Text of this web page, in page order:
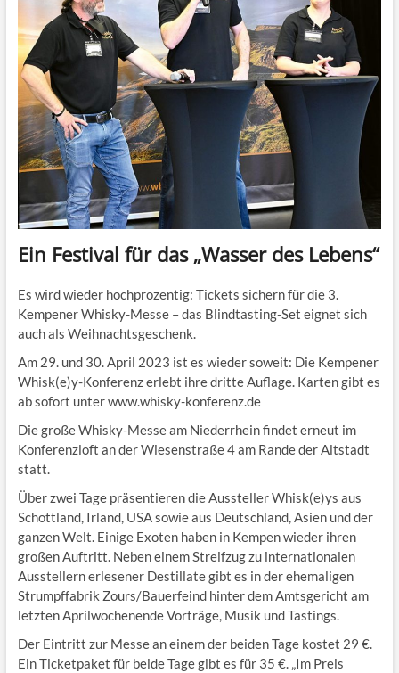
Ein Festival für das „Wasser des Lebens“
Es wird wieder hochprozentig: Tickets sichern für die 3.
Kempener Whisky-Messe – das Blindtasting-Set eignet sich
auch als Weihnachtsgeschenk.
Am 29. und 30. April 2023 ist es wieder soweit: Die Kempener
Whisk(e)y-Konferenz erlebt ihre dritte Auflage. Karten gibt es
ab sofort unter www.whisky-konferenz.de
Die große Whisky-Messe am Niederrhein findet erneut im
Konferenzloft an der Wiesenstraße 4 am Rande der Altstadt
statt.
Über zwei Tage präsentieren die Aussteller Whisk(e)ys aus
Schottland, Irland, USA sowie aus Deutschland, Asien und der
ganzen Welt. Einige Exoten haben in Kempen wieder ihren
großen Auftritt. Neben einem Streifzug zu internationalen
Ausstellern erlesener Destillate gibt es in der ehemaligen
Strumpffabrik Zours/Bauerfeind hinter dem Amtsgericht am
letzten Aprilwochenende Vorträge, Musik und Tastings.
Der Eintritt zur Messe an einem der beiden Tage kostet 29 €.
Ein Ticketpaket für beide Tage gibt es für 35 €. „Im Preis